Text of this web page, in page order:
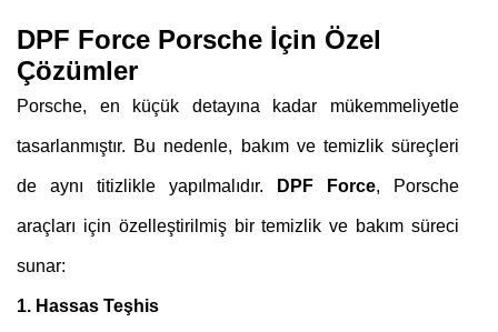
DPF Force Porsche İçin Özel
Çözümler
Porsche, en küçük detayına kadar mükemmeliyetle
tasarlanmıştır. Bu nedenle, bakım ve temizlik süreçleri
de aynı titizlikle yapılmalıdır. DPF Force, Porsche
araçları için özelleştirilmiş bir temizlik ve bakım süreci
sunar:
1. Hassas Teşhis